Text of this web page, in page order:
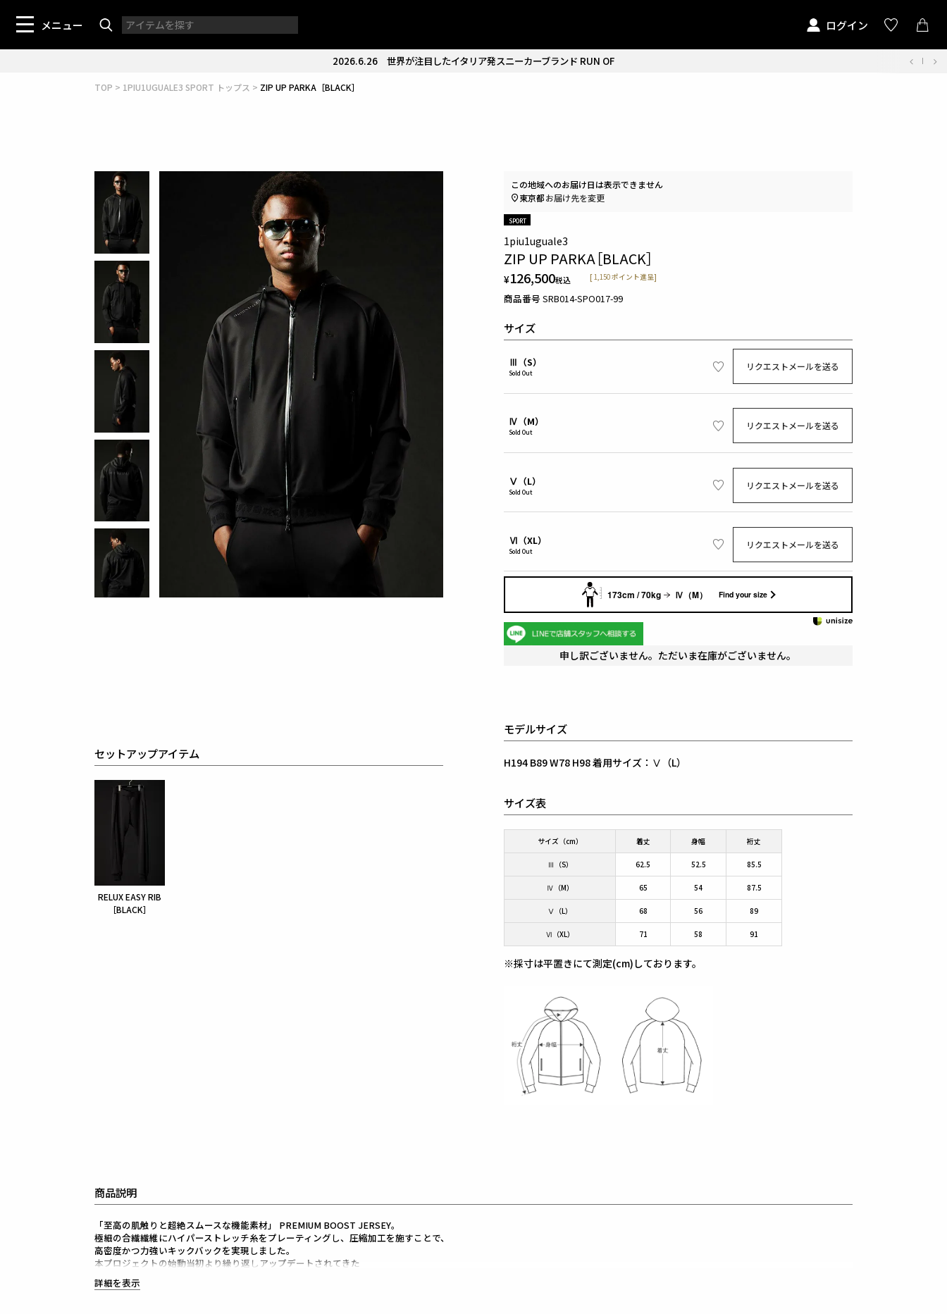
メニュー ログイン
2026.6.26世界が注目したイタリア発スニーカーブランド RUN OF
TOP 1PIU1UGUALE3 SPORT トップス ZIP UP PARKA［BLACK］
SPORT
1piu1uguale3
ZIP UP PARKA［BLACK］
¥126,500税込 [ 1,150ポイント進呈]
商品番号 SRB014-SPO017-99
サイズ
Ⅲ（S）
Sold Out
リクエストメールを送る
Ⅳ（M）
Sold Out
リクエストメールを送る
Ⅴ（L）
Sold Out
リクエストメールを送る
Ⅵ（XL）
Sold Out
リクエストメールを送る
173cm / 70kg Ⅳ（M） Find your size
この地域へのお届け日は表示できません
東京都お届け先を変更
申し訳ございません。ただいま在庫がございません。
セットアップアイテム
RELUX EASY RIB
［BLACK］
モデルサイズ
H194 B89 W78 H98 着用サイズ：Ⅴ（L）
サイズ表
サイズ（cm） 着丈 身幅 裄丈
Ⅲ（S） 62.5 52.5 85.5
Ⅳ（M） 65 54 87.5
Ⅴ（L） 68 56 89
Ⅵ（XL） 71 58 91
※採寸は平置きにて測定(cm)しております。
商品説明
「至高の肌触りと超絶スムースな機能素材」 PREMIUM BOOST JERSEY。
極細の合繊繊維にハイパーストレッチ糸をプレーティングし、圧縮加工を施すことで、
高密度かつ力強いキックバックを実現しました。
本プロジェクトの始動当初より繰り返しアップデートされてきた
ハイパーストレッチシリーズの新素材となるコレクション。
113 SPORT COLLECTIONの仕様であるラグランショルダーZIP UP PARKAは、
詳細を表示